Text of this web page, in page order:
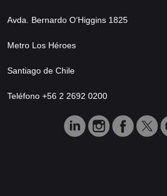
Avda. Bernardo O’Higgins 1825
Metro Los Héroes
Santiago de Chile
Teléfono +56 2 2692 0200